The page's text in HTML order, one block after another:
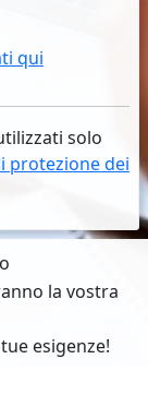
qui
solo
protezione dei
la vostra
esigenze!